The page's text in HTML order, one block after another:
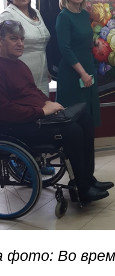
фото: Во